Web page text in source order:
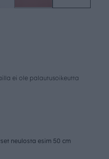
ei ole palautusoikeutta
neulosta esim 50 cm